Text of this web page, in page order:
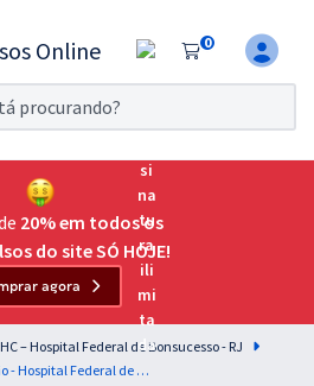
0
grátis por 7 dias!
para o Exame da
para as principais
20% em todos os
do site SÓ HOJE!
agora
– Hospital Federal de Bonsucesso - RJ
GHC – Grupo Hospitalar Conceição - Hospital Federal de Bonsucesso - RJ - Cargo 31: Assistente Social